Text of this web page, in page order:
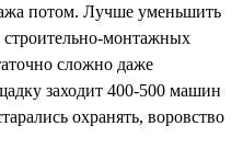
потом. Лучше уменьшить
монтажных
сложно даже
заходит 400-500 машин
охранять, воровство